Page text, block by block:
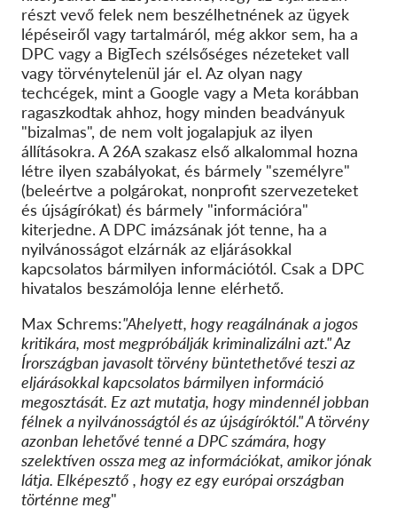
részt vevő felek nem beszélhetnének az ügyek
lépéseiről vagy tartalmáról, még akkor sem, ha a
DPC vagy a BigTech szélsőséges nézeteket vall
vagy törvénytelenül jár el. Az olyan nagy
techcégek, mint a Google vagy a Meta korábban
ragaszkodtak ahhoz, hogy minden beadványuk
"bizalmas", de nem volt jogalapjuk az ilyen
állításokra. A 26A szakasz első alkalommal hozna
létre ilyen szabályokat, és bármely "személyre"
(beleértve a polgárokat, nonprofit szervezeteket
és újságírókat) és bármely "információra"
kiterjedne. A DPC imázsának jót tenne, ha a
nyilvánosságot elzárnák az eljárásokkal
kapcsolatos bármilyen információtól. Csak a DPC
hivatalos beszámolója lenne elérhető.
Max Schrems:"Ahelyett, hogy reagálnának a jogos
kritikára, most megpróbálják kriminalizálni azt." Az
Írországban javasolt törvény büntethetővé teszi az
eljárásokkal kapcsolatos bármilyen információ
megosztását. Ez azt mutatja, hogy mindennél jobban
félnek a nyilvánosságtól és az újságíróktól." A törvény
azonban lehetővé tenné a DPC számára, hogy
szelektíven ossza meg az információkat, amikor jónak
látja. Elképesztő , hogy ez egy európai országban
történne meg"